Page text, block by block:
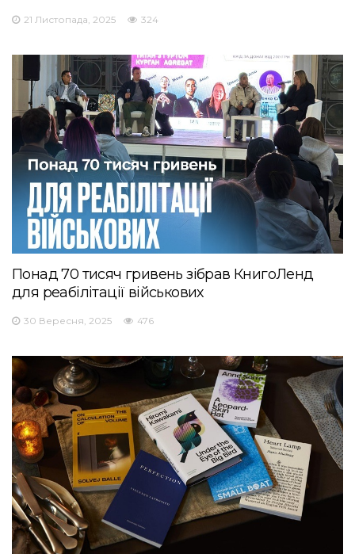
21 Листопада, 2025 324
Понад 70 тисяч гривень зібрав КнигоЛенд
для реабілітації військових
30 Вересня, 2025 476